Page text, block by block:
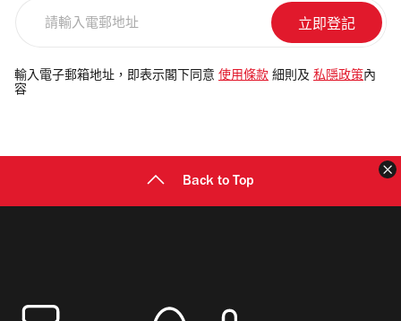
電
郵
輸入電子郵箱地址，即表示閣下同意 使用條款 細則及 私隱政策 內
容
Back to Top